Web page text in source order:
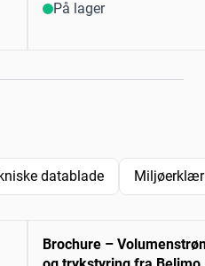
På lager
datablade
Brochure –